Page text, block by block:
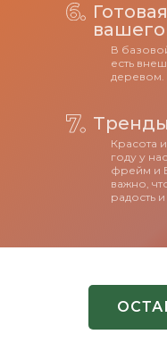
В
есть
деревом.
Красота
году у
фрейм и
важно,
радость